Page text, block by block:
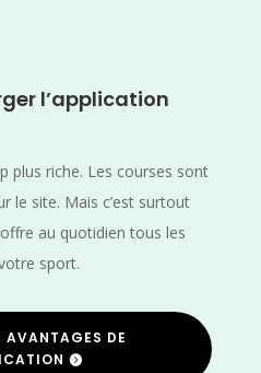
l’application
plus riche. Les courses sont
le site. Mais c’est surtout
au quotidien tous les
sport.
AVANTAGES DE